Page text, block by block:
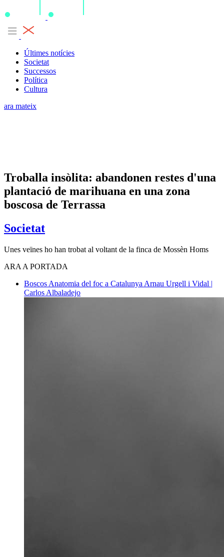
Últimes notícies
Societat
Successos
Política
Cultura
ara mateix
Troballa insòlita: abandonen restes d'una
plantació de marihuana en una zona
boscosa de Terrassa
Societat
Unes veïnes ho han trobat al voltant de la finca de Mossèn Homs
ARA A PORTADA
Boscos Anatomia del foc a Catalunya Arnau Urgell i Vidal |
Carlos Albaladejo